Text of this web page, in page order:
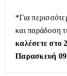
*Για
και παράδοση
καλέσετε στο
Παρασκευή